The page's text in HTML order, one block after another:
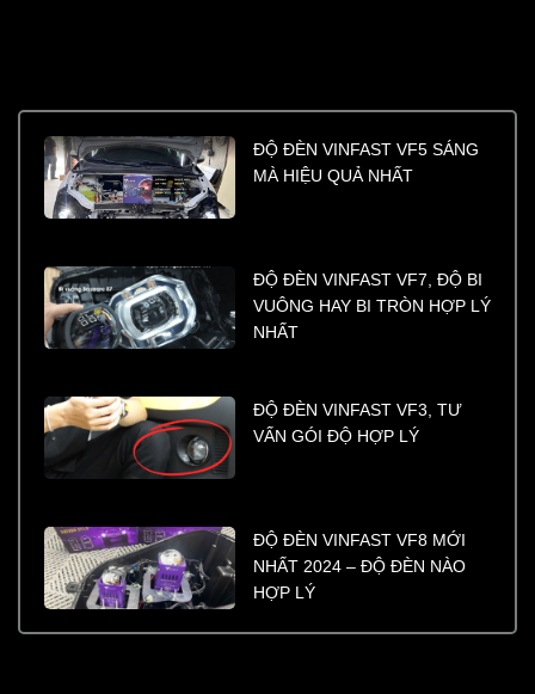
ĐỘ ĐÈN VINFAST VF5 SÁNG
MÀ HIỆU QUẢ NHẤT
ĐỘ ĐÈN VINFAST VF7, ĐỘ BI
VUÔNG HAY BI TRÒN HỢP LÝ
NHẤT
ĐỘ ĐÈN VINFAST VF3, TƯ
VẤN GÓI ĐỘ HỢP LÝ
ĐỘ ĐÈN VINFAST VF8 MỚI
NHẤT 2024 – ĐỘ ĐÈN NÀO
HỢP LÝ